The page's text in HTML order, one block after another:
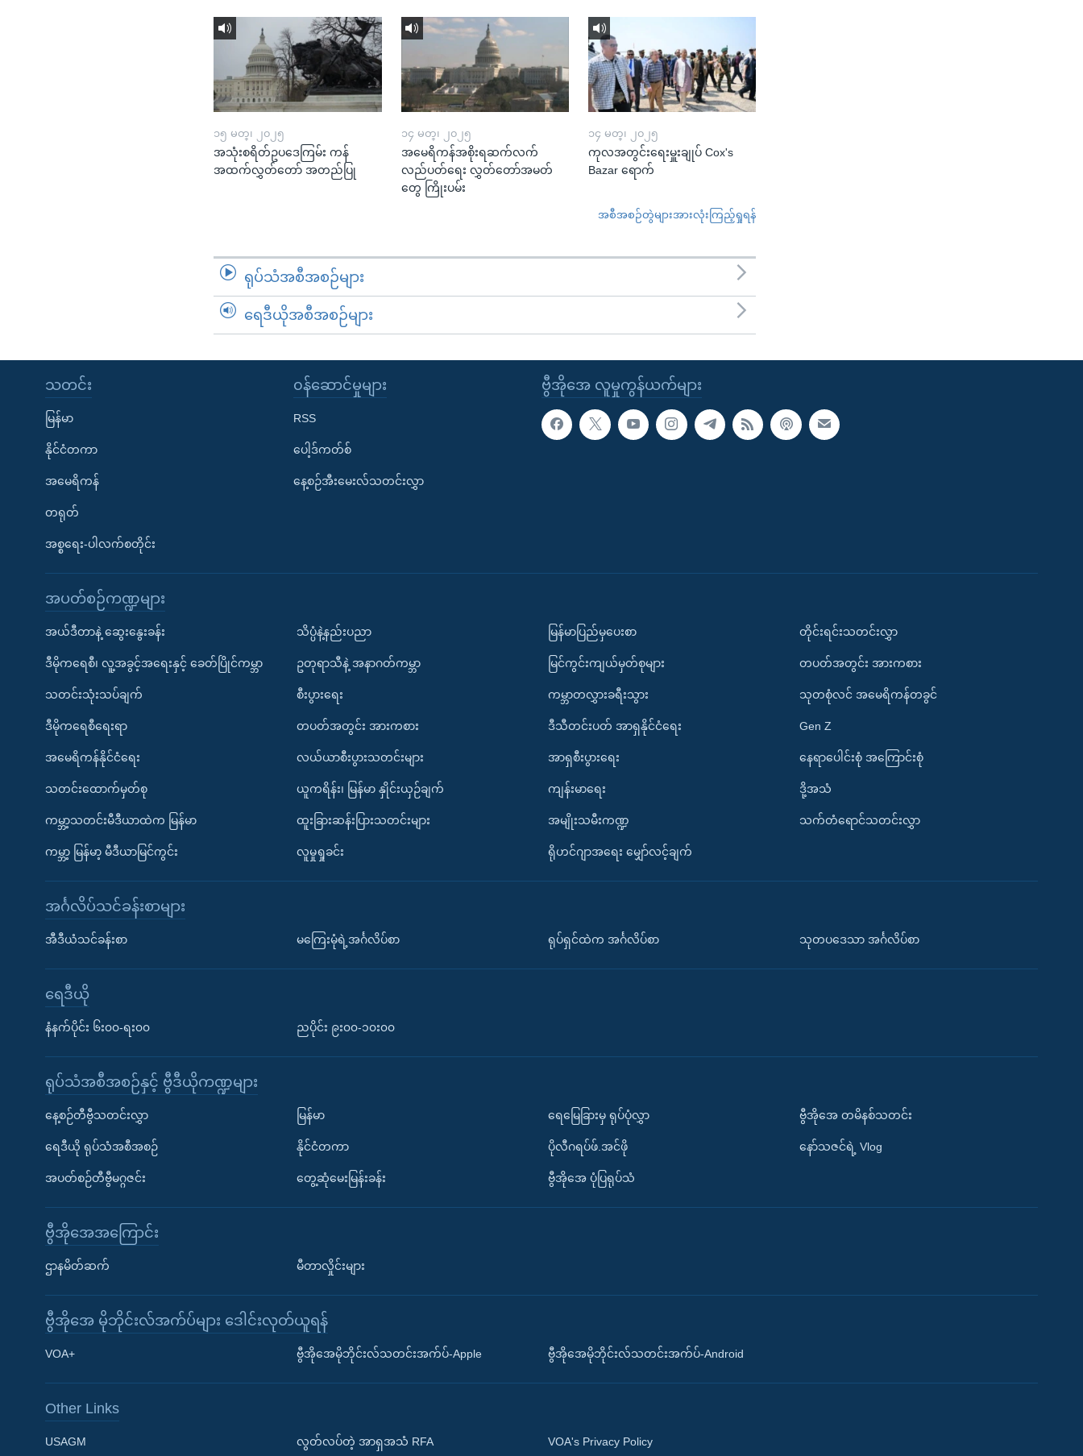
Learning English
၁၅ မတ္၊ ၂၀၂၅
အသုံးစရိတ်ဥပဒေကြမ်း ကန်
အထက်လွှတ်တော် အတည်ပြု
၁၄ မတ္၊ ၂၀၂၅
အမေရိကန်အစိုးရဆက်လက်
လည်ပတ်ရေး လွှတ်တော်အမတ်
တွေ ကြိုးပမ်း
၁၄ မတ္၊ ၂၀၂၅
ကုလအတွင်းရေးမှူးချုပ် Cox's
Bazar ရောက်
အစီအစဉ်တွဲများအားလုံးကြည့်ရှုရန်
ရုပ်သံအစီအစဉ်များ
ရေဒီယိုအစီအစဉ်များ
ဗွီအိုအေ လူမှုကွန်ယက်များ
သတင်း
မြန်မာ
နိုင်ငံတကာ
အမေရိကန်
တရုတ်
အစ္စရေး-ပါလက်စတိုင်း
၀န်ဆောင်မှုများ
RSS
ပေါ့ဒ်ကတ်စ်
နေ့စဉ်အီးမေးလ်သတင်းလွှာ
အပတ်စဉ်ကဏ္ဍများ
အယ်ဒီတာနဲ့ ဆွေးနွေးခန်း
ဒီမိုကရေစီ၊ လူ့အခွင့်အရေးနှင့် ခေတ်ပြိုင်ကမ္ဘာ
သတင်းသုံးသပ်ချက်
ဒီမိုကရေစီရေးရာ
အမေရိကန်နိုင်ငံရေး
သတင်းထောက်မှတ်စု
ကမ္ဘာ့သတင်းမီဒီယာထဲက မြန်မာ
ကမ္ဘာ့ မြန်မာ့ မီဒီယာမြင်ကွင်း
သိပ္ပံနဲ့နည်းပညာ
ဥတုရာသီနဲ့ အနာဂတ်ကမ္ဘာ
စီးပွားရေး
တပတ်အတွင်း အားကစား
လယ်ယာစီးပွားသတင်းများ
ယူကရိန်း၊ မြန်မာ နှိုင်းယှဉ်ချက်
ထူးခြားဆန်းပြားသတင်းများ
လူမှုရှုခင်း
မြန်မာပြည်မှပေးစာ
မြင်ကွင်းကျယ်မှတ်စုများ
ကမ္ဘာတလွှားခရီးသွား
ဒီသီတင်းပတ် အာရှနိုင်ငံရေး
အာရှစီးပွားရေး
ကျန်းမာရေး
အမျိုးသမီးကဏ္ဍ
ရိုဟင်ဂျာအရေး မျှော်လင့်ချက်
တိုင်းရင်းသတင်းလွှာ
တပတ်အတွင်း အားကစား
သုတစုံလင် အမေရိကန်တခွင်
Gen Z
နေရာပေါင်းစုံ အကြောင်းစုံ
ဒို့အသံ
သက်တံရောင်သတင်းလွှာ
အင်္ဂလိပ်သင်ခန်းစာများ
အီဒီယံသင်ခန်းစာ မကြေးမုံရဲ့အင်္ဂလိပ်စာ ရုပ်ရှင်ထဲက အင်္ဂလိပ်စာ သုတပဒေသာ အင်္ဂလိပ်စာ
ရေဒီယို
နံနက်ပိုင်း ၆း၀၀-ရး၀၀ ညပိုင်း ၉း၀၀-၁၀း၀၀
ရုပ်သံအစီအစဉ်နှင့် ဗွီဒီယိုကဏ္ဍများ
နေ့စဉ်တီဗွီသတင်းလွှာ
ရေဒီယို ရုပ်သံအစီအစဉ်
အပတ်စဉ်တီဗွီမဂ္ဂဇင်း
မြန်မာ
နိုင်ငံတကာ
တွေ့ဆုံမေးမြန်းခန်း
ရေမြေခြားမှ ရုပ်ပုံလွှာ
ပိုလီဂရပ်ဖ်.အင်ဖို
ဗွီအိုအေ ပုံပြရုပ်သံ
ဗွီအိုအေ တမိနစ်သတင်း
နော်သဇင်ရဲ့ Vlog
ဗွီအိုအေအကြောင်း
ဌာနမိတ်ဆက် မီတာလှိုင်းများ
ဗွီအိုအေ မိုဘိုင်းလ်အက်ပ်များ ဒေါင်းလုတ်ယူရန်
VOA+ ဗွီအိုအေမိုဘိုင်းလ်သတင်းအက်ပ်-Apple ဗွီအိုအေမိုဘိုင်းလ်သတင်းအက်ပ်-Android
Other Links
USAGM လွတ်လပ်တဲ့ အာရှအသံ RFA VOA's Privacy Policy